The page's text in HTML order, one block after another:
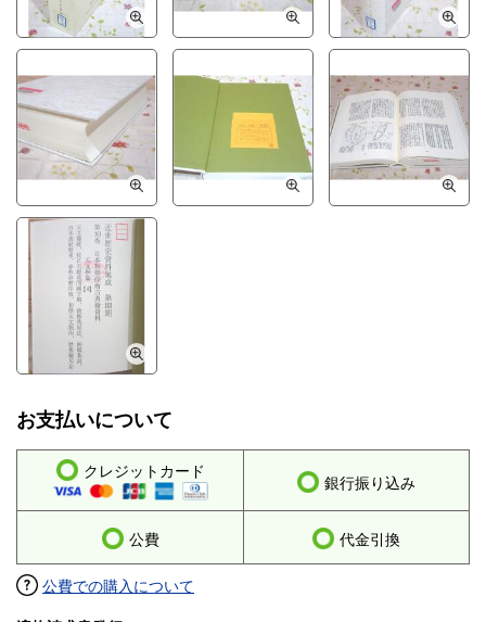
お支払いについて
クレジットカード
銀行振り込み
公費 代金引換
公費での購入について